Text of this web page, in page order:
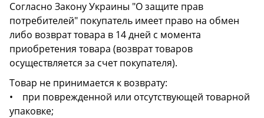
Согласно Закону Украины "О защите прав
потребителей" покупатель имеет право на обмен
либо возврат товара в 14 дней с момента
приобретения товара (возврат товаров
осуществляется за счет покупателя).
Товар не принимается к возврату:
• при поврежденной или отсутствующей товарной
упаковке;